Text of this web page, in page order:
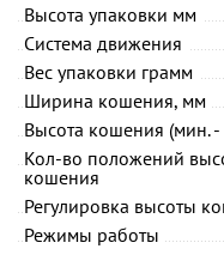
Высота упаковки мм
Система движения
Вес упаковки грамм
Ширина кошения, мм
Высота кошения (мин. -
Кол-во положений
кошения
Регулировка высоты
Режимы работы